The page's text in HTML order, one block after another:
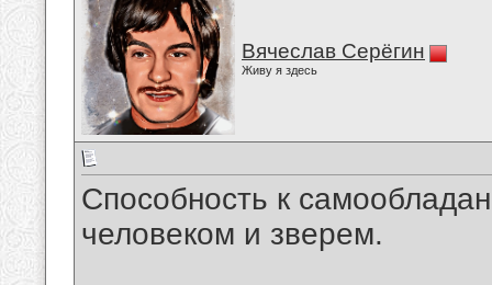
Вячеслав Серёгин
Живу я здесь
Способность к
человеком и зверем.